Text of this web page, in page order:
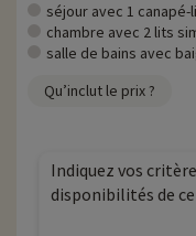
séjour avec 1
chambre avec 2 lits
salle de bains avec
Qu’inclut le prix ?
Indiquez vos
disponibilités de